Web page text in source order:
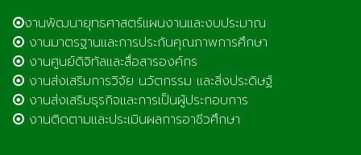
งานพัฒนายุทธศาสตร์แผนงานและงบประมาณ
งานมาตรฐานและการประกันคุณภาพการศึกษา
งานศูนย์ดิจิทัลและสื่อสารองค์กร
งานส่งเสริมการวิจัย นวัตกรรม และสิ่งประดิษฐ์
งานส่งเสริมธุรกิจและการเป็นผู้ประกอบการ
งานติดตามและประเมินผลการอาชีวศึกษา